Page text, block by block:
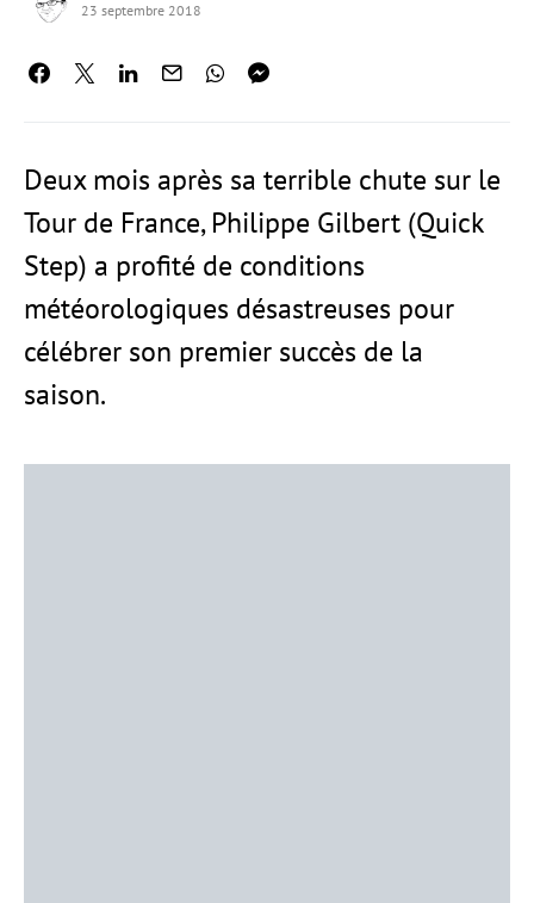
23 septembre 2018
Deux mois après sa terrible chute sur le
Tour de France, Philippe Gilbert (Quick
Step) a profité de conditions
météorologiques désastreuses pour
célébrer son premier succès de la
saison.